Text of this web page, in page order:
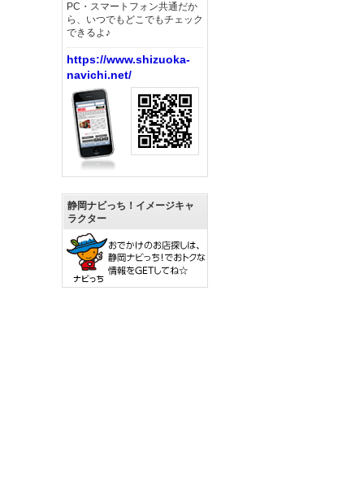
PC・スマートフォン共通だか
ら、いつでもどこでもチェック
できるよ♪
https://www.shizuoka-
navichi.net/
静岡ナビっち！イメージキャ
ラクター